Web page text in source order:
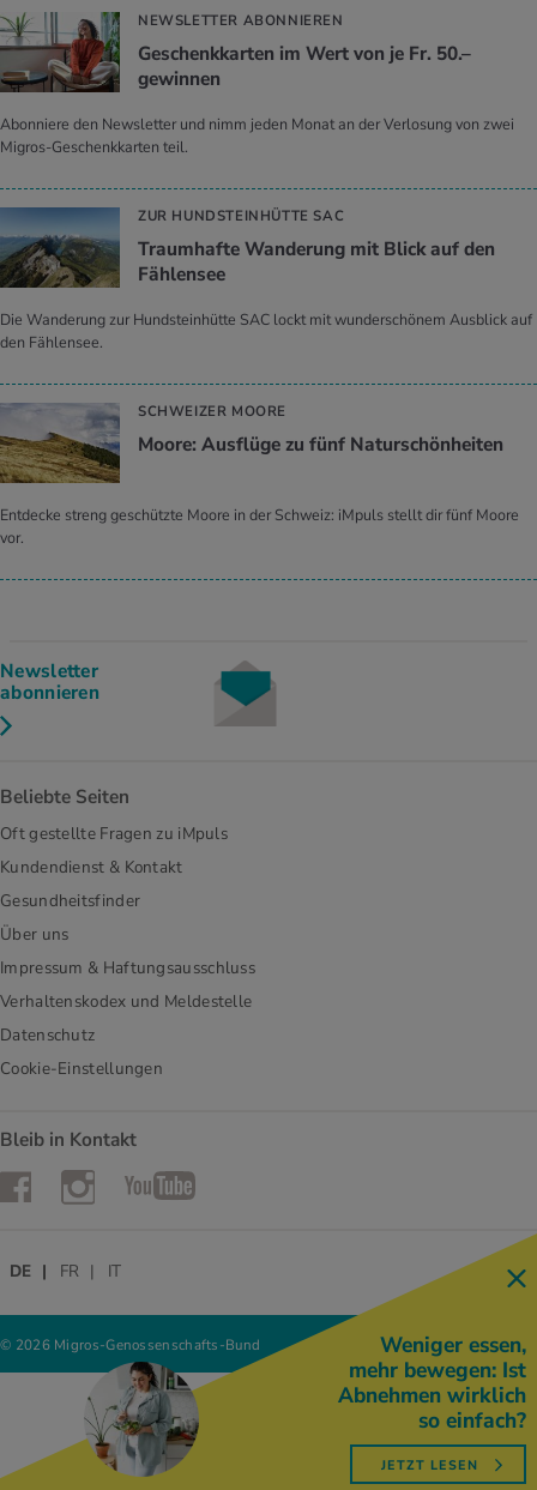
NEWSLETTER ABONNIEREN
Geschenkkarten im Wert von je Fr. 50.–
gewinnen
Abonniere den Newsletter und nimm jeden Monat an der Verlosung von zwei
Migros-Geschenkkarten teil.
ZUR HUNDSTEINHÜTTE SAC
Traumhafte Wanderung mit Blick auf den
Fählensee
Die Wanderung zur Hundsteinhütte SAC lockt mit wunderschönem Ausblick auf
den Fählensee.
SCHWEIZER MOORE
Moore: Ausflüge zu fünf Naturschönheiten
Entdecke streng geschützte Moore in der Schweiz: iMpuls stellt dir fünf Moore
vor.
Newsletter
abonnieren
Beliebte Seiten
Oft gestellte Fragen zu iMpuls
Kundendienst & Kontakt
Gesundheitsfinder
Über uns
Impressum & Haftungsausschluss
Verhaltenskodex und Meldestelle
Datenschutz
Cookie-Einstellungen
Bleib in Kontakt
FacebookInstagramYouTube
© 2026 Migros-Genossenschafts-Bund
DE FR IT
Weniger essen,
mehr bewegen: Ist
Abnehmen wirklich
so einfach?
JETZT LESEN